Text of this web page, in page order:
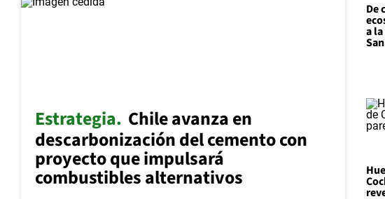
Estrategia Chile avanza en
descarbonización del cemento con
proyecto que impulsará
combustibles alternativos
De
a